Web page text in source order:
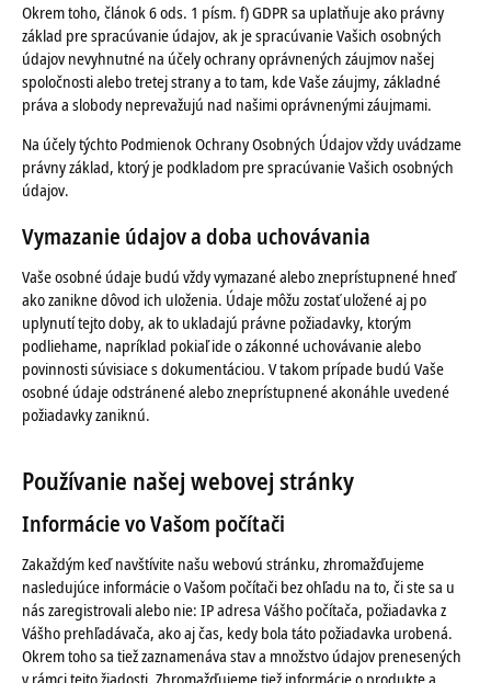
Okrem toho, článok 6 ods. 1 písm. f) GDPR sa uplatňuje ako právny
základ pre spracúvanie údajov, ak je spracúvanie Vašich osobných
údajov nevyhnutné na účely ochrany oprávnených záujmov našej
spoločnosti alebo tretej strany a to tam, kde Vaše záujmy, základné
práva a slobody neprevažujú nad našimi oprávnenými záujmami.
Na účely týchto Podmienok Ochrany Osobných Údajov vždy uvádzame
právny základ, ktorý je podkladom pre spracúvanie Vašich osobných
údajov.
Vymazanie údajov a doba uchovávania
Vaše osobné údaje budú vždy vymazané alebo zneprístupnené hneď
ako zanikne dôvod ich uloženia. Údaje môžu zostať uložené aj po
uplynutí tejto doby, ak to ukladajú právne požiadavky, ktorým
podliehame, napríklad pokiaľ ide o zákonné uchovávanie alebo
povinnosti súvisiace s dokumentáciou. V takom prípade budú Vaše
osobné údaje odstránené alebo zneprístupnené akonáhle uvedené
požiadavky zaniknú.
Používanie našej webovej stránky
Informácie vo Vašom počítači
Zakaždým keď navštívite našu webovú stránku, zhromažďujeme
nasledujúce informácie o Vašom počítači bez ohľadu na to, či ste sa u
nás zaregistrovali alebo nie: IP adresa Vášho počítača, požiadavka z
Vášho prehľadávača, ako aj čas, kedy bola táto požiadavka urobená.
Okrem toho sa tiež zaznamenáva stav a množstvo údajov prenesených
v rámci tejto žiadosti. Zhromažďujeme tiež informácie o produkte a